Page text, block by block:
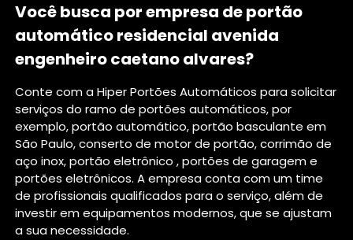
Você busca por empresa de portão
automático residencial avenida
engenheiro caetano alvares?
Conte com a Hiper Portões Automáticos para solicitar
serviços do ramo de portões automáticos, por
exemplo, portão automático, portão basculante em
São Paulo, conserto de motor de portão, corrimão de
aço inox, portão eletrônico , portões de garagem e
portões eletrônicos. A empresa conta com um time
de profissionais qualificados para o serviço, além de
investir em equipamentos modernos, que se ajustam
a sua necessidade.